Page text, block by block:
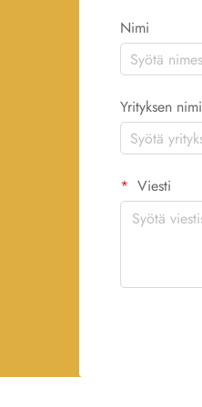
Nimi
Yrityksen nimi
Viesti